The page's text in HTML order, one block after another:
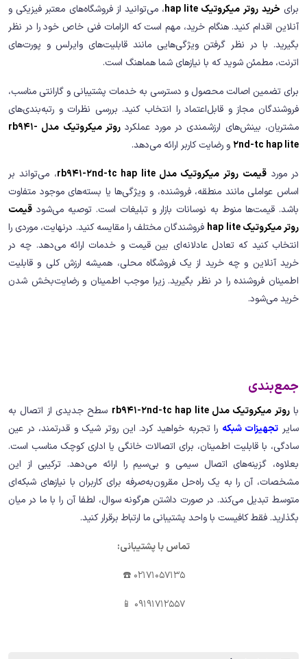
برای خرید روتر میکروتیک hap lite
، می‌توانید از فروشگاه‌های معتبر فیزیکی و
آنلاین اقدام کنید. هنگام خرید، مهم است که الزامات فنی خاص خود را در نظر
بگیرید. با در نظر گرفتن ویژگی‌هایی مانند قابلیت‌های وایرلس و پورت‌های
اترنت، مطمئن شوید که با نیازهای شما هماهنگ است.
برای تضمین اصالت محصول و دسترسی به خدمات پشتیبانی و گارانتی مناسب،
فروشندگان مجاز و قابل‌اعتماد را انتخاب کنید. بررسی نظرات و رتبه‌بندی‌های
مشتریان، بینش‌های ارزشمندی در مورد عملکرد
روتر میکروتیک مدل rb941-
2nd-tc hap liteو رضایت کاربر ارائه می‌دهد.
در مورد قیمت روتر میکروتیک مدل rb941-2nd-tc hap lite
، می‌تواند بر
اساس عواملی مانند منطقه، فروشنده، و ویژگی‌ها یا بسته‌های موجود متفاوت
باشد. قیمت‌ها منوط به نوسانات بازار و تبلیغات است. توصیه می‌شود قیمت
روتر میکروتیک hap lite
فروشندگان مختلف را مقایسه کنید. درنهایت، موردی را
انتخاب کنید که تعادل عادلانه‌ای بین قیمت و خدمات ارائه می‌دهد. چه در
خرید آنلاین و چه خرید از یک فروشگاه محلی، همیشه ارزش کلی و قابلیت
اطمینان فروشنده را در نظر بگیرید. زیرا موجب اطمینان و رضایت‌بخش شدن
خرید می‌شود.
جمع‌بندی
باروتر میکروتیک مدل rb941-2nd-tc hap lite
سطح جدیدی از اتصال به
سایر تجهیزات شبکه را تجربه خواهید کرد. این روتر شیک و قدرتمند، در عین
سادگی، با قابلیت اطمینان، برای اتصالات خانگی یا اداری کوچک مناسب است.
بعلاوه، گزینه‌های اتصال سیمی و بی‌سیم را ارائه می‌دهد. ترکیبی از این
مشخصات، آن را به یک راه‌حل مقرون‌به‌صرفه برای کاربران با نیازهای شبکه‌ای
متوسط تبدیل می‌کند. در صورت داشتن هرگونه سوال، لطفا آن را با ما در میان
بگذارید. فقط کافیست با واحد پشتیبانی ما ارتباط برقرار کنید.
تماس با پشتیبانی:
02171057135 ☎️
09191712557 📱